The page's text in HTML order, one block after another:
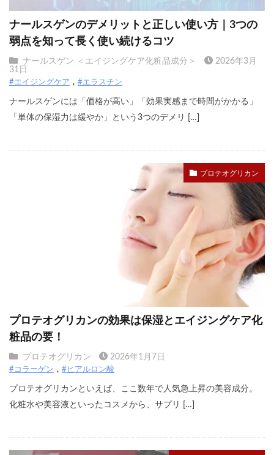
ナールスゲンのデメリットと正しい使い方｜3つの
弱点を知って長く使い続けるコツ
ナールスゲン ＜エイジングケア化粧品成分＞
2026年3月
31日
#エイジングケア #エラスチン
ナールスゲンには「価格が高い」「効果実感まで時間がかかる」
「単体の保湿力は緩やか」という3つのデメリ […]
プロテオグリカン
プロテオグリカンの効果は保湿とエイジングケア化
粧品の要！
プロテオグリカン 2026年1月7日
#コラーゲン #ヒアルロン酸
プロテオグリカンといえば、ここ数年で人気急上昇の美容成分。
化粧水や美容液といったコスメから、サプリ […]